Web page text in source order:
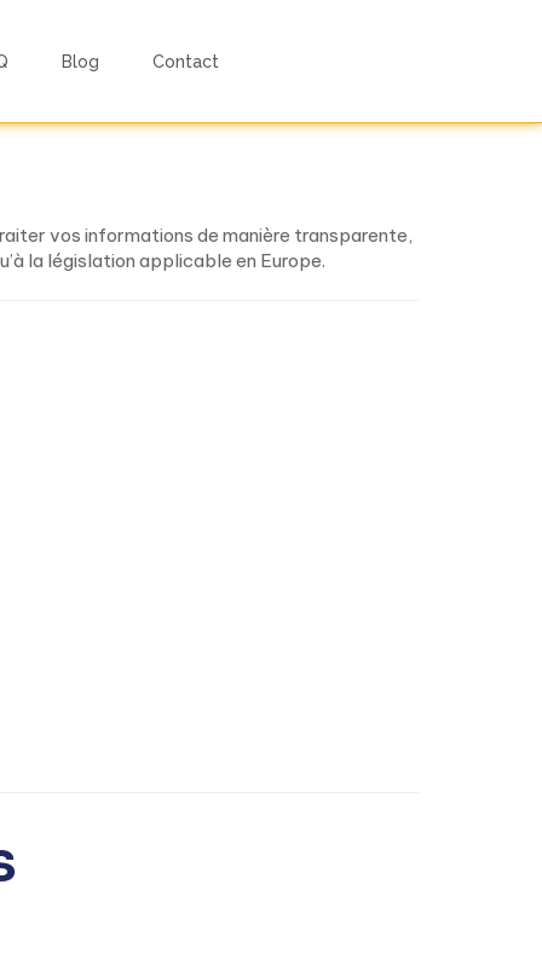
Blog Contact
vos informations de manière transparente,
la législation applicable en Europe.